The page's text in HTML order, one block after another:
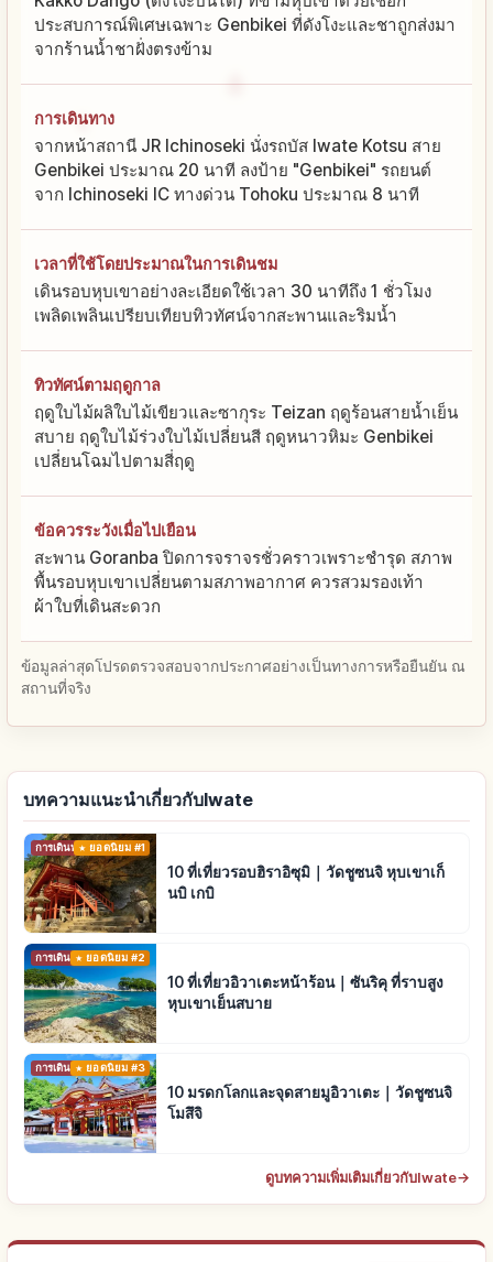
ประสบการณ์พิเศษเฉพาะ Genbikei ที่ดังโงะและชาถูกส่งมา
จากร้านน้ำชาฝั่งตรงข้าม
การเดินทาง
จากหน้าสถานี JR Ichinoseki นั่งรถบัส Iwate Kotsu สาย
Genbikei ประมาณ 20 นาที ลงป้าย "Genbikei" รถยนต์
จาก Ichinoseki IC ทางด่วน Tohoku ประมาณ 8 นาที
เวลาที่ใช้โดยประมาณในการเดินชม
เดินรอบหุบเขาอย่างละเอียดใช้เวลา 30 นาทีถึง 1 ชั่วโมง
เพลิดเพลินเปรียบเทียบทิวทัศน์จากสะพานและริมน้ำ
ทิวทัศน์ตามฤดูกาล
ฤดูใบไม้ผลิใบไม้เขียวและซากุระ Teizan ฤดูร้อนสายน้ำเย็น
สบาย ฤดูใบไม้ร่วงใบไม้เปลี่ยนสี ฤดูหนาวหิมะ Genbikei
เปลี่ยนโฉมไปตามสี่ฤดู
ข้อควรระวังเมื่อไปเยือน
สะพาน Goranba ปิดการจราจรชั่วคราวเพราะชำรุด สภาพ
พื้นรอบหุบเขาเปลี่ยนตามสภาพอากาศ ควรสวมรองเท้า
ผ้าใบที่เดินสะดวก
ข้อมูลล่าสุดโปรดตรวจสอบจากประกาศอย่างเป็นทางการหรือยืนยัน ณ
สถานที่จริง
บทความแนะนำเกี่ยวกับIwate
การเดินทาง ยอดนิยม #1
10 ที่เที่ยวรอบฮิราอิซุมิ｜วัดชูซนจิ หุบเขาเก็
นบิ เกบิ
การเดินทางยอดนิยม #2
10 ที่เที่ยวอิวาเตะหน้าร้อน｜ซันริคุ ที่ราบสูง
หุบเขาเย็นสบาย
การเดินทางยอดนิยม #3
10 มรดกโลกและจุดสายมูอิวาเตะ｜วัดชูซนจิ
โมสึจิ
ดูบทความเพิ่มเติมเกี่ยวกับIwate→